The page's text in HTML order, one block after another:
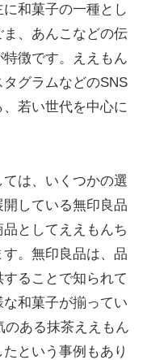
和菓子の一種とし
、あんこなどの伝
徴です。ええもん
グラムなどのSNS
若い世代を中心に
は、いくつかの選
している無印良品
としてええもんち
。無印良品は、品
ることで知られて
和菓子が揃ってい
のある抹茶ええもん
という事例もあり